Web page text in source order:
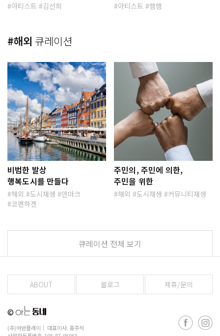
아티스트 김선희 아티스트 햄햄
#해외 큐레이션
비범한 발상
행복도시를 만들다
해외 도시재생
덴마크
코펜하겐
주민의, 주민에 의한,
주민을 위한
해외 도시재생 커뮤니티재생
큐레이션 전체 보기
ABOUT 블로그 제휴/문의
©
(주)어반플레이 │ 대표이사. 홍주석